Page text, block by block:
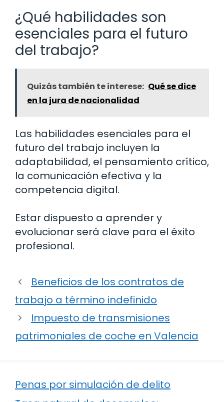
¿Qué habilidades son
esenciales para el futuro
del trabajo?
Quizás también te interese: Qué se dice
en la jura de nacionalidad
Las habilidades esenciales para el
futuro del trabajo incluyen la
adaptabilidad, el pensamiento crítico,
la comunicación efectiva y la
competencia digital.
Estar dispuesto a aprender y
evolucionar será clave para el éxito
profesional.
Beneficios de los contratos de
trabajo a término indefinido
Impuesto de transmisiones
patrimoniales de coche en Valencia
Penas por simulación de delito